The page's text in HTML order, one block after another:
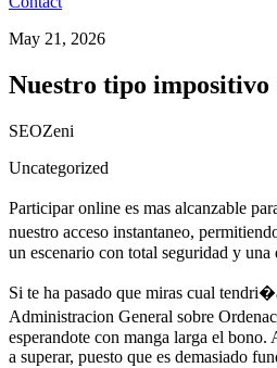
May 21, 2026
Nuestro tipo impositivo
SEOZeni
Uncategorized
Participar online es mas alcanzable
nuestro acceso instantaneo,
un escenario con total seguridad y
Si te ha pasado que miras cual
Administracion General sobre
esperandote con manga larga el bono.
a superar, puesto que es demasiado